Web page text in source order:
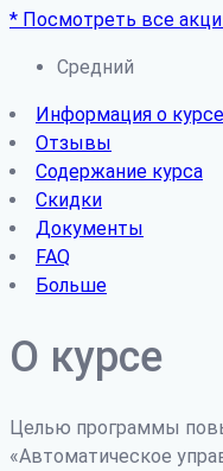
* Посмотреть все
Средний
Информация о курсе
Отзывы
Содержание курса
Скидки
Документы
FAQ
Больше
О курсе
Целью программы
«Автоматическое